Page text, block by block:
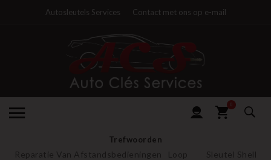
Autosleutels Services Contact met ons op e-mail
0
Trefwoorden
Reparatie Van Afstandsbedieningen Loop Sleutel Shell